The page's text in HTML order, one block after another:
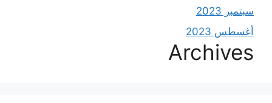
سبتمبر 2023
أغسطس 2023
Archives